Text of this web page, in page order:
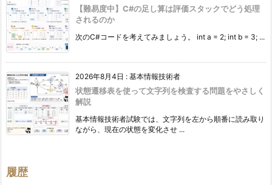
【難易度中】C#の足し算は評価スタックでどう処理
されるのか
次のC#コードを考えてみましょう。 int a = 2; int b = 3; ...
2026年8月4日 : 基本情報技術者
状態遷移表を使って文字列を検査する問題をやさしく
解説
基本情報技術者試験では、文字列を左から順番に読み取り
ながら、現在の状態を変化させ ...
履歴